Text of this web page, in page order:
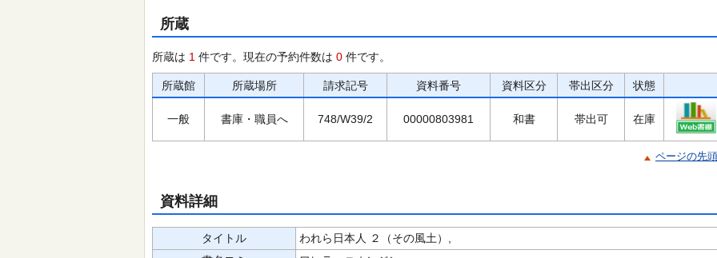
所蔵
所蔵は 1 件です。現在の予約件数は 0 件です。
所蔵館 所蔵場所 請求記号 資料番号 資料区分 帯出区分 状態
一般 書庫・職員へ 748/W39/2 00000803981 和書 帯出可 在庫
ページの先
資料詳細
タイトル
われら日本人 ２（その風土）,